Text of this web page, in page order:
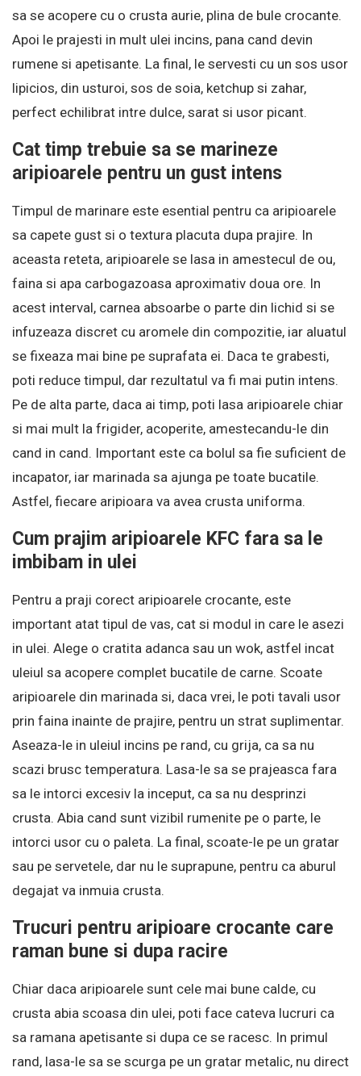
sa se acopere cu o crusta aurie, plina de bule crocante.
Apoi le prajesti in mult ulei incins, pana cand devin
rumene si apetisante. La final, le servesti cu un sos usor
lipicios, din usturoi, sos de soia, ketchup si zahar,
perfect echilibrat intre dulce, sarat si usor picant.
Cat timp trebuie sa se marineze
aripioarele pentru un gust intens
Timpul de marinare este esential pentru ca aripioarele
sa capete gust si o textura placuta dupa prajire. In
aceasta reteta, aripioarele se lasa in amestecul de ou,
faina si apa carbogazoasa aproximativ doua ore. In
acest interval, carnea absoarbe o parte din lichid si se
infuzeaza discret cu aromele din compozitie, iar aluatul
se fixeaza mai bine pe suprafata ei. Daca te grabesti,
poti reduce timpul, dar rezultatul va fi mai putin intens.
Pe de alta parte, daca ai timp, poti lasa aripioarele chiar
si mai mult la frigider, acoperite, amestecandu-le din
cand in cand. Important este ca bolul sa fie suficient de
incapator, iar marinada sa ajunga pe toate bucatile.
Astfel, fiecare aripioara va avea crusta uniforma.
Cum prajim aripioarele KFC fara sa le
imbibam in ulei
Pentru a praji corect aripioarele crocante, este
important atat tipul de vas, cat si modul in care le asezi
in ulei. Alege o cratita adanca sau un wok, astfel incat
uleiul sa acopere complet bucatile de carne. Scoate
aripioarele din marinada si, daca vrei, le poti tavali usor
prin faina inainte de prajire, pentru un strat suplimentar.
Aseaza-le in uleiul incins pe rand, cu grija, ca sa nu
scazi brusc temperatura. Lasa-le sa se prajeasca fara
sa le intorci excesiv la inceput, ca sa nu desprinzi
crusta. Abia cand sunt vizibil rumenite pe o parte, le
intorci usor cu o paleta. La final, scoate-le pe un gratar
sau pe servetele, dar nu le suprapune, pentru ca aburul
degajat va inmuia crusta.
Trucuri pentru aripioare crocante care
raman bune si dupa racire
Chiar daca aripioarele sunt cele mai bune calde, cu
crusta abia scoasa din ulei, poti face cateva lucruri ca
sa ramana apetisante si dupa ce se racesc. In primul
rand, lasa-le sa se scurga pe un gratar metalic, nu direct